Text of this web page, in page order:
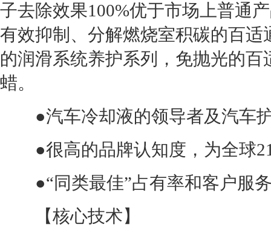
子去除效果100%优于市场上普通
有效抑制、分解燃烧室积碳的百
的润滑系统养护系列，免抛光的
蜡。
●汽车冷却液的领导者及汽车
●很高的品牌认知度，为全球
●“同类最佳”占有率和客户服
【核心技术】